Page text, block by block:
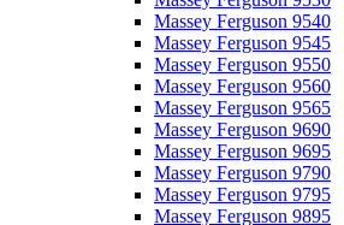
Massey Ferguson 9540
Massey Ferguson 9545
Massey Ferguson 9550
Massey Ferguson 9560
Massey Ferguson 9565
Massey Ferguson 9690
Massey Ferguson 9695
Massey Ferguson 9790
Massey Ferguson 9795
Massey Ferguson 9895